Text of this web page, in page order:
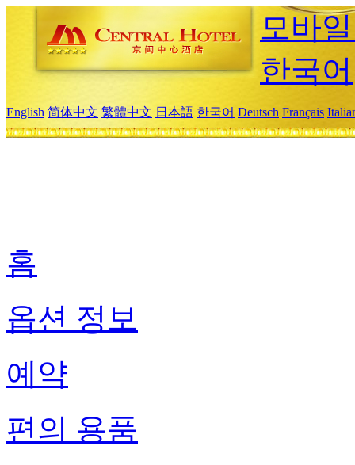
모바
한국어
English 简体中文 繁體中文 日本語 한국어 Deutsch Français
홈
옵션 정보
예약
편의 용품